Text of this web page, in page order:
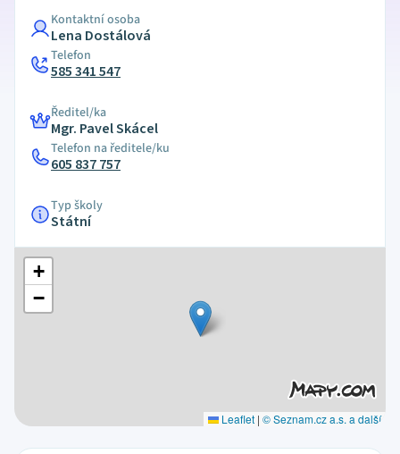
Kontaktní osoba
Lena Dostálová
Telefon
585 341 547
Ředitel/ka
Mgr. Pavel Skácel
Telefon na ředitele/ku
605 837 757
Typ školy
Státní
+
−
Leaflet | © Seznam.cz a.s. a další